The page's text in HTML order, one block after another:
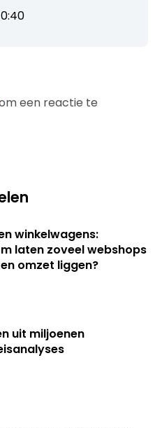
een reactie te
winkelwagens:
laten zoveel webshops
omzet liggen?
uit miljoenen